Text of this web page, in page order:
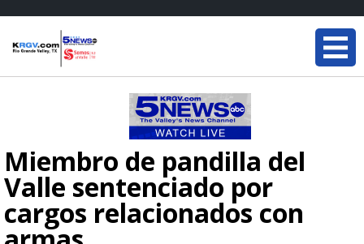
Miembro de pandilla del
Valle sentenciado por
cargos relacionados con